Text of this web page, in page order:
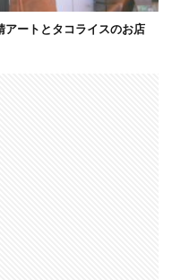
ートとタコライスのお店